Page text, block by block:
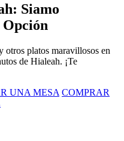
Siamo
otros platos maravillosos en
de Hialeah. ¡Te
UNA MESA COMPRAR